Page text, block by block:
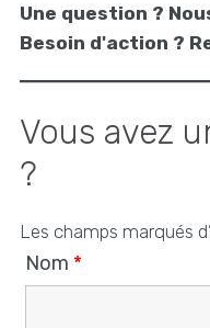
Une question ?
Besoin d'action ?
Vous avez
?
Les champs marqués
Nom *